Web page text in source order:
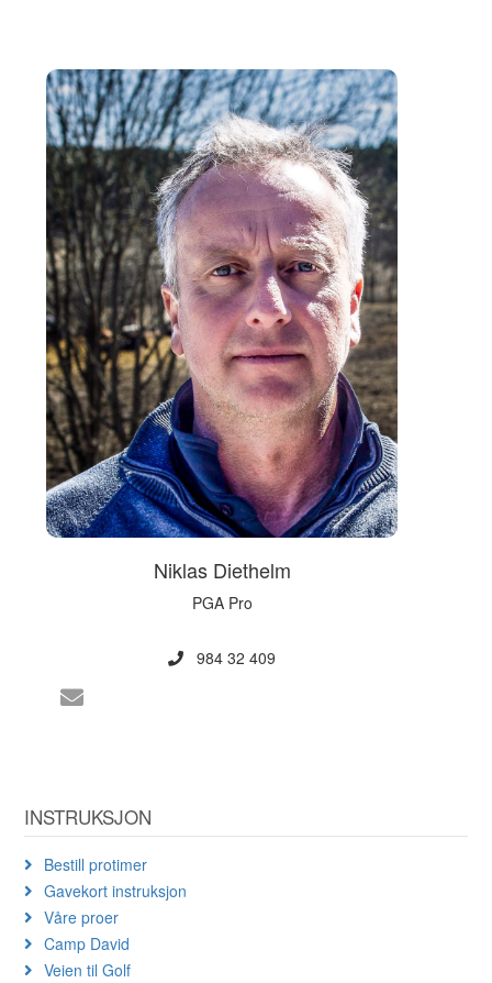
Niklas Diethelm
PGA Pro
984 32 409
INSTRUKSJON
Bestill protimer
Gavekort instruksjon
Våre proer
Camp David
Veien til Golf